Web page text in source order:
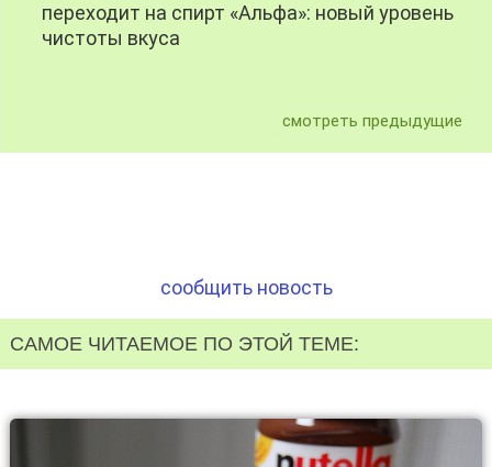
переходит на спирт «Альфа»: новый уровень
чистоты вкуса
смотреть предыдущие
сообщить новость
САМОЕ ЧИТАЕМОЕ ПО ЭТОЙ ТЕМЕ: